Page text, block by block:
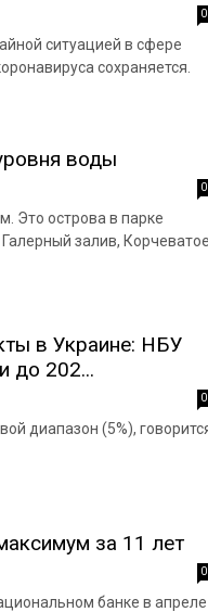
0
ситуацией в сфере
сохраняется.
воды
0
Это острова в парке
залив, Корчеватое
в Украине: НБУ
до 202...
0
диапазон (5%),
за 11 лет
0
банке в апреле